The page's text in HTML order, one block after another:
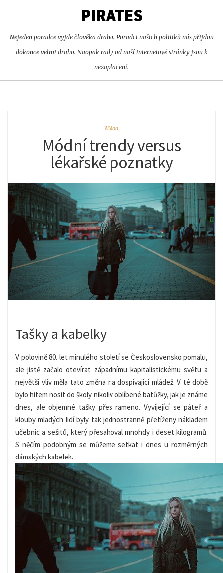
PIRATES
Nejeden poradce vyjde člověka draho. Poradci našich politiků nás přijdou
dokonce velmi draho. Naopak rady od naší internetové stránky jsou k
nezaplacení.
Móda
Módní trendy versus
lékařské poznatky
Tašky a kabelky
V polovině 80. let minulého století se Československo pomalu,
ale jistě začalo otevírat západnímu kapitalistickému světu a
největší vliv měla tato změna na dospívající mládež. V té době
bylo hitem nosit do školy nikoliv oblíbené batůžky, jak je známe
dnes, ale objemné tašky přes rameno. Vyvíjející se páteř a
klouby mladých lidí byly tak jednostranně přetíženy nákladem
učebnic a sešitů, který přesahoval mnohdy i deset kilogramů.
S něčím podobným se můžeme setkat i dnes u rozměrných
dámských kabelek.